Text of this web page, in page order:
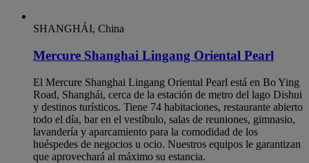
SHANGHÁI, China
Mercure Shanghai Lingang Oriental Pearl
El Mercure Shanghai Lingang Oriental Pearl está en Bo Ying
Road, Shanghái, cerca de la estación de metro del lago Dishui
y destinos turísticos. Tiene 74 habitaciones, restaurante abierto
todo el día, bar en el vestíbulo, salas de reuniones, gimnasio,
lavandería y aparcamiento para la comodidad de los
huéspedes de negocios u ocio. Nuestros equipos le garantizan
que aprovechará al máximo su estancia.